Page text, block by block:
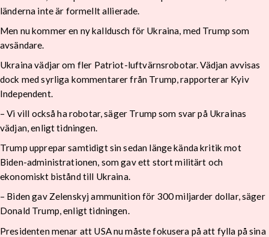
länderna inte är formellt allierade.
Men nu kommer en ny kalldusch för Ukraina, med Trump som
avsändare.
Ukraina vädjar om fler Patriot-luftvärnsrobotar. Vädjan avvisas
dock med syrliga kommentarer från Trump, rapporterar Kyiv
Independent.
– Vi vill också ha robotar, säger Trump som svar på Ukrainas
vädjan, enligt tidningen.
Trump upprepar samtidigt sin sedan länge kända kritik mot
Biden-administrationen, som gav ett stort militärt och
ekonomiskt bistånd till Ukraina.
– Biden gav Zelenskyj ammunition för 300 miljarder dollar, säger
Donald Trump, enligt tidningen.
Presidenten menar att USA nu måste fokusera på att fylla på sina